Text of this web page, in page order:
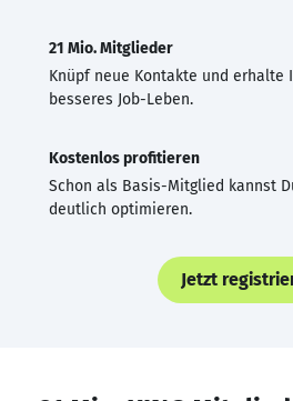
21 Mio. Mitglieder
Knüpf neue Kontakte und erhalte
besseres Job-Leben.
Kostenlos profitieren
Schon als Basis-Mitglied kannst
deutlich optimieren.
Jetzt